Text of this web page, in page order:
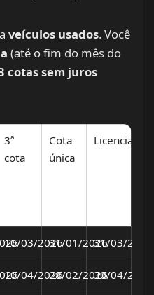
veículos usados. Você
(até o fim do mês do
cotas sem juros
3ª
cota
Cota
única
10/03/202631/01/202631/03/2026
10/04/202628/02/202630/04/2026